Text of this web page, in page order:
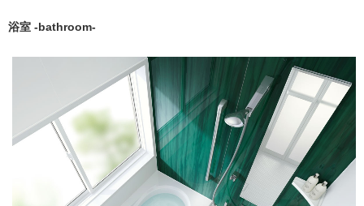
浴室 -bathroom-